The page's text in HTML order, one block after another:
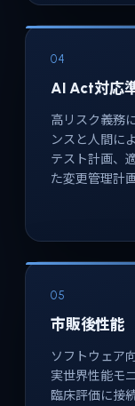
04
AI Act対応
高リスク義務
ンスと人間に
テスト計画、
た変更管理計画
05
市販後性能
ソフトウェア
実世界性能モ
臨床評価に接